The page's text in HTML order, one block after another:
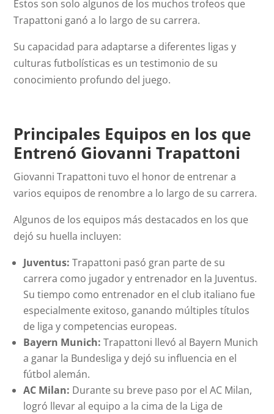
Estos son solo algunos de los muchos trofeos que
Trapattoni ganó a lo largo de su carrera.
Su capacidad para adaptarse a diferentes ligas y
culturas futbolísticas es un testimonio de su
conocimiento profundo del juego.
Principales Equipos en los que
Entrenó Giovanni Trapattoni
Giovanni Trapattoni tuvo el honor de entrenar a
varios equipos de renombre a lo largo de su carrera.
Algunos de los equipos más destacados en los que
dejó su huella incluyen:
Juventus: Trapattoni pasó gran parte de su
carrera como jugador y entrenador en la Juventus.
Su tiempo como entrenador en el club italiano fue
especialmente exitoso, ganando múltiples títulos
de liga y competencias europeas.
Bayern Munich: Trapattoni llevó al Bayern Munich
a ganar la Bundesliga y dejó su influencia en el
fútbol alemán.
AC Milan: Durante su breve paso por el AC Milan,
logró llevar al equipo a la cima de la Liga de